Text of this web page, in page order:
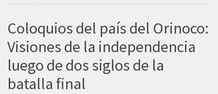
Coloquios del país del Orinoco:
Visiones de la independencia
luego de dos siglos de la
batalla final